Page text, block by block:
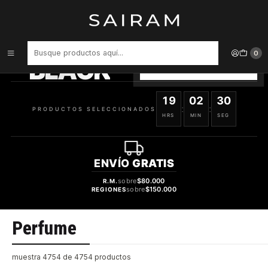
0
BLACK VER OFERTAS
PRODUCTOS SELECCIONADOS
19
HRS
:
02
MIN
:
30
SEG
ENVÍO GRATIS
R.M.sobre$80.000
REGIONESsobre$150.000
Perfume
muestra 4754 de 4754 productos